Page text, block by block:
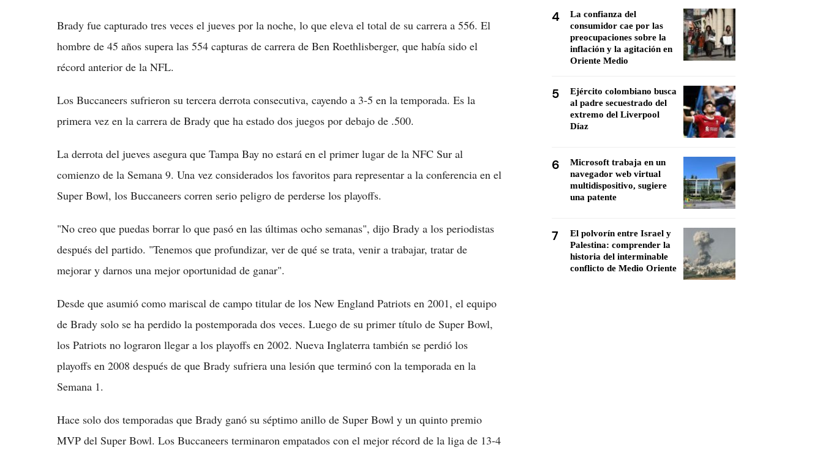
Brady fue capturado tres veces el jueves por la noche, lo que eleva el total de su carrera a 556. El
hombre de 45 años supera las 554 capturas de carrera de Ben Roethlisberger, que había sido el
récord anterior de la NFL.
Los Buccaneers sufrieron su tercera derrota consecutiva, cayendo a 3-5 en la temporada. Es la
primera vez en la carrera de Brady que ha estado dos juegos por debajo de .500.
La derrota del jueves asegura que Tampa Bay no estará en el primer lugar de la NFC Sur al
comienzo de la Semana 9. Una vez considerados los favoritos para representar a la conferencia en el
Super Bowl, los Buccaneers corren serio peligro de perderse los playoffs.
"No creo que puedas borrar lo que pasó en las últimas ocho semanas", dijo Brady a los periodistas
después del partido. "Tenemos que profundizar, ver de qué se trata, venir a trabajar, tratar de
mejorar y darnos una mejor oportunidad de ganar".
Desde que asumió como mariscal de campo titular de los New England Patriots en 2001, el equipo
de Brady solo se ha perdido la postemporada dos veces. Luego de su primer título de Super Bowl,
los Patriots no lograron llegar a los playoffs en 2002. Nueva Inglaterra también se perdió los
playoffs en 2008 después de que Brady sufriera una lesión que terminó con la temporada en la
Semana 1.
Hace solo dos temporadas que Brady ganó su séptimo anillo de Super Bowl y un quinto premio
MVP del Super Bowl. Los Buccaneers terminaron empatados con el mejor récord de la liga de 13-4
4
La confianza del
consumidor cae por las
preocupaciones sobre la
inflación y la agitación en
Oriente Medio
5
Ejército colombiano busca
al padre secuestrado del
extremo del Liverpool
Díaz
6
Microsoft trabaja en un
navegador web virtual
multidispositivo, sugiere
una patente
7
El polvorín entre Israel y
Palestina: comprender la
historia del interminable
conflicto de Medio Oriente